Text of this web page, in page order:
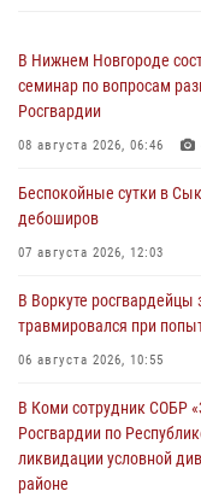
В Нижнем Новгороде
семинар по вопросам
Росгвардии
08 августа 2026, 06:46
Беспокойные сутки в
дебоширов
07 августа 2026, 12:03
В Воркуте
травмировался при
06 августа 2026, 10:55
В Коми сотрудник СОБР
Росгвардии по
ликвидации условной
районе